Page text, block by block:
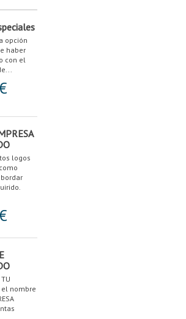
opción
haber
con el
logos
el nombre